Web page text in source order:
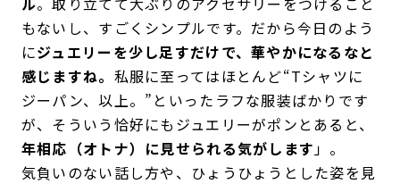
もないし、すごくシンプルです。だから今日のよう
にジュエリーを少し足すだけで、華やかになるなと
感じますね。 私服に至ってはほとんど“Tシャツに
ジーパン、以上。”といったラフな服装ばかりです
が、そういう恰好にもジュエリーがポンとあると、
年相応（オトナ）に見せられる気がします 」。
気負いのない話し方や、ひょうひょうとした姿を見